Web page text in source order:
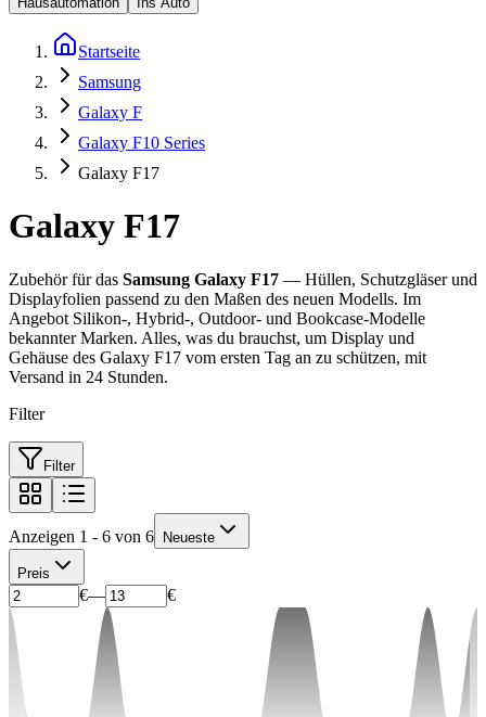
Startseite
Samsung
Galaxy F
Galaxy F10 Series
Galaxy F17
Galaxy F17
Zubehör für das Samsung Galaxy F17 — Hüllen, Schutzgläser und
Displayfolien passend zu den Maßen des neuen Modells. Im
Angebot Silikon-, Hybrid-, Outdoor- und Bookcase-Modelle
bekannter Marken. Alles, was du brauchst, um Display und
Gehäuse des Galaxy F17 vom ersten Tag an zu schützen, mit
Versand in 24 Stunden.
Filter
Filter
Anzeigen 1 - 6 von 6 Neueste
Preis
€— €